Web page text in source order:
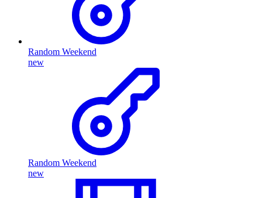
Random Weekend
new
Random Weekend
new